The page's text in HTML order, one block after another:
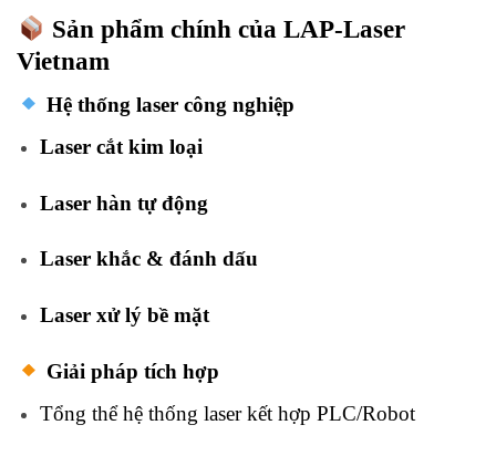
Sản phẩm chính của LAP-Laser
Vietnam
Hệ thống laser công nghiệp
Laser cắt kim loại
Laser hàn tự động
Laser khắc & đánh dấu
Laser xử lý bề mặt
Giải pháp tích hợp
Tổng thể hệ thống laser kết hợp PLC/Robot